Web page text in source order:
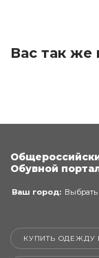
Вас так же
Обувной
Ваш город: Выбрать
КУПИТЬ ОДЕЖДУ